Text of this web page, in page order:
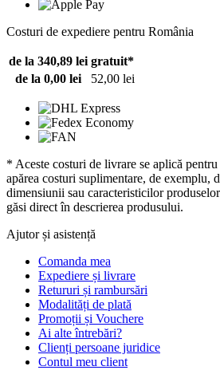
Costuri de expediere pentru România
de la 340,89 lei gratuit*
de la 0,00 lei
52,00 lei
* Aceste costuri de livrare se aplică
apărea costuri suplimentare, de exemplu,
dimensiunii sau caracteristicilor
găsi direct în descrierea produsului.
Ajutor și asistență
Comanda mea
Expediere și livrare
Retururi și rambursări
Modalități de plată
Promoții și Vouchere
Ai alte întrebări?
Clienți persoane juridice
Contul meu client